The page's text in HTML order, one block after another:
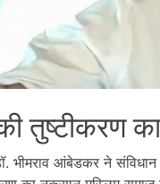
तुष्टीकरण
भीमराव आंबेडकर ने